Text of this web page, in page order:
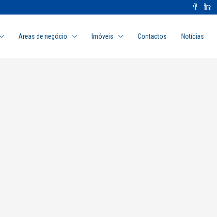
Areas de negócio Imóveis Contactos Notícias